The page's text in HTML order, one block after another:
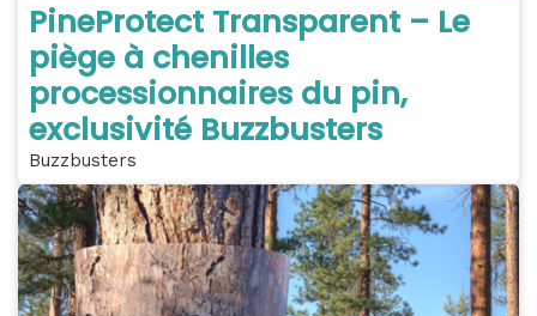
PineProtect Transparent – Le
piège à chenilles
processionnaires du pin,
exclusivité Buzzbusters
Buzzbusters